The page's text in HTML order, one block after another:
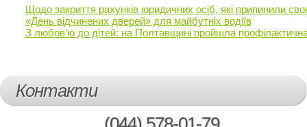
Щодо закриття рахунків юридичних осіб, які припинили
«День відчинених дверей» для майбутніх водіїв
З любов’ю до дітей: на Полтавщині пройшла
Контакти